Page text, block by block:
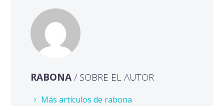
RABONA/ SOBRE EL AUTOR
Más artículos de rabona